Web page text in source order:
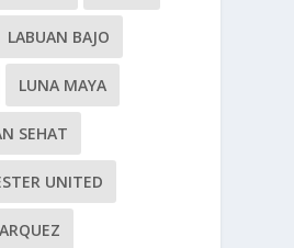
LABUAN BAJO
LUNA MAYA
SEHAT
UNITED